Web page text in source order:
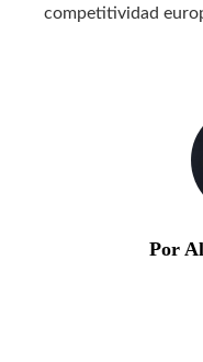
competitividad
Por